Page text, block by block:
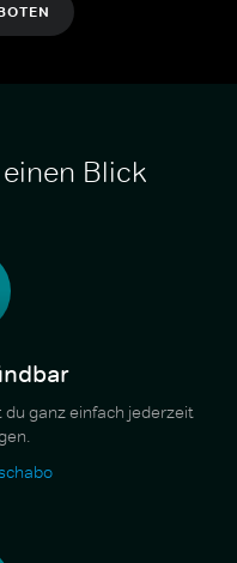
Blick
ganz einfach jederzeit